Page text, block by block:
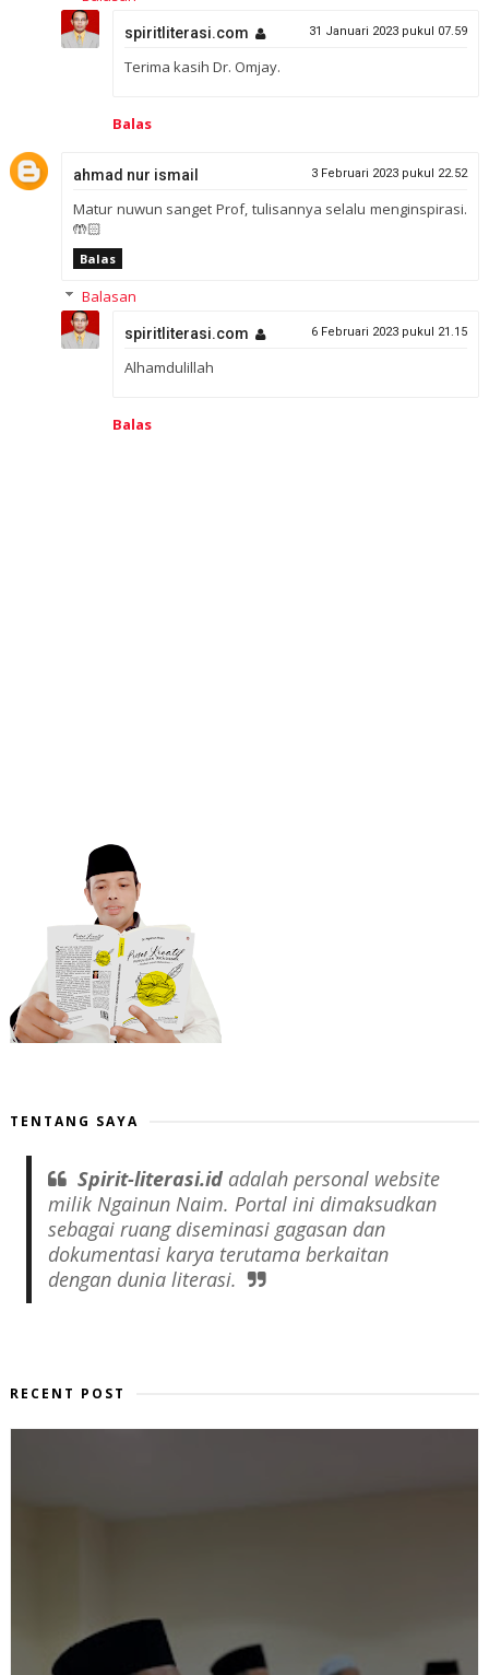
spiritliterasi.com 31 Januari 2023 pukul 07.59
Terima kasih Dr. Omjay.
Balas
ahmad nur ismail 3 Februari 2023 pukul 22.52
Matur nuwun sanget Prof, tulisannya selalu menginspirasi.
🤲🏻
Balas
Balasan
spiritliterasi.com 6 Februari 2023 pukul 21.15
Alhamdulillah
Balas
TENTANG SAYA
Spirit-literasi.idadalah personal website
milik Ngainun Naim. Portal ini dimaksudkan
sebagai ruang diseminasi gagasan dan
dokumentasi karya terutama berkaitan
dengan dunia literasi.
RECENT POST